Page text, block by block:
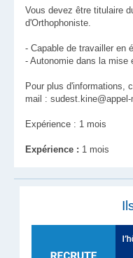
Vous devez être titulaire
d'Orthophoniste.
- Capable de travailler en
- Autonomie dans la
Pour plus d'informations,
mail :
Expérience : 1 mois
Expérience : 1 mois